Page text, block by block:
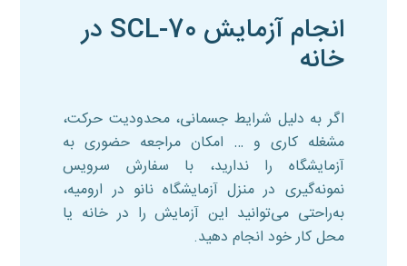
انجام آزمایش SCL-70 در
خانه
اگر به دلیل شرایط جسمانی، محدودیت حرکت،
مشغله کاری و … امکان مراجعه حضوری به
آزمایشگاه را ندارید، با سفارش سرویس
نمونه‌گیری در منزل آزمایشگاه نانو در ارومیه،
به‌راحتی می‌توانید این آزمایش را در خانه یا
محل کار خود انجام دهید.